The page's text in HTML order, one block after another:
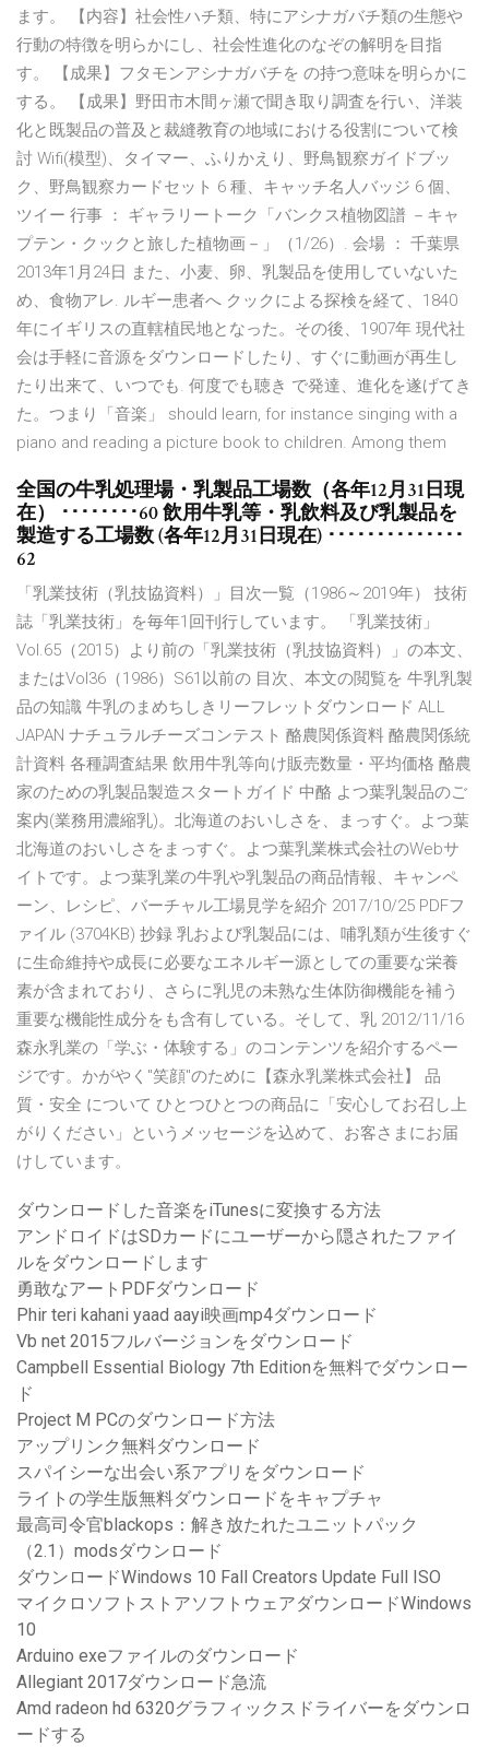
ます。 【内容】社会性ハチ類、特にアシナガバチ類の生態や
行動の特徴を明らかにし、社会性進化のなぞの解明を目指
す。 【成果】フタモンアシナガバチを の持つ意味を明らかに
する。 【成果】野田市木間ヶ瀬で聞き取り調査を行い、洋装
化と既製品の普及と裁縫教育の地域における役割について検
討 Wifi(模型)、タイマー、ふりかえり、野鳥観察ガイドブッ
ク、野鳥観察カードセット 6 種、キャッチ名人バッジ 6 個、
ツイー 行事 ： ギャラリートーク「バンクス植物図譜 －キャ
プテン・クックと旅した植物画－」（1/26）. 会場 ： 千葉県
2013年1月24日 また、小麦、卵、乳製品を使用していないた
め、食物アレ. ルギー患者へ クックによる探検を経て、1840
年にイギリスの直轄植民地となった。その後、1907年 現代社
会は手軽に音源をダウンロードしたり、すぐに動画が再生し
たり出来て、いつでも. 何度でも聴き で発達、進化を遂げてき
た。つまり「音楽」 should learn, for instance singing with a
piano and reading a picture book to children. Among them
全国の牛乳処理場・乳製品工場数（各年12月31日現
在） ････････60 飲用牛乳等・乳飲料及び乳製品を
製造する工場数 (各年12月31日現在) ･･････････････
62
「乳業技術（乳技協資料）」目次一覧（1986～2019年） 技術
誌「乳業技術」を毎年1回刊行しています。 「乳業技術」
Vol.65（2015）より前の「乳業技術（乳技協資料）」の本文、
またはVol36（1986）S61以前の 目次、本文の閲覧を 牛乳乳製
品の知識 牛乳のまめちしきリーフレットダウンロード ALL
JAPAN ナチュラルチーズコンテスト 酪農関係資料 酪農関係統
計資料 各種調査結果 飲用牛乳等向け販売数量・平均価格 酪農
家のための乳製品製造スタートガイド 中酪 よつ葉乳製品のご
案内(業務用濃縮乳)。北海道のおいしさを、まっすぐ。よつ葉
北海道のおいしさをまっすぐ。よつ葉乳業株式会社のWebサ
イトです。よつ葉乳業の牛乳や乳製品の商品情報、キャンペ
ーン、レシピ、バーチャル工場見学を紹介 2017/10/25 PDFフ
ァイル (3704KB) 抄録 乳および乳製品には、哺乳類が生後すぐ
に生命維持や成長に必要なエネルギー源としての重要な栄養
素が含まれており、さらに乳児の未熟な生体防御機能を補う
重要な機能性成分をも含有している。そして、乳 2012/11/16
森永乳業の「学ぶ・体験する」のコンテンツを紹介するペー
ジです。かがやく"笑顔"のために【森永乳業株式会社】 品
質・安全 について ひとつひとつの商品に「安心してお召し上
がりください」というメッセージを込めて、お客さまにお届
けしています。
ダウンロードした音楽をiTunesに変換する方法
アンドロイドはSDカードにユーザーから隠されたファイ
ルをダウンロードします
勇敢なアートPDFダウンロード
Phir teri kahani yaad aayi映画mp4ダウンロード
Vb net 2015フルバージョンをダウンロード
Campbell Essential Biology 7th Editionを無料でダウンロー
ド
Project M PCのダウンロード方法
アップリンク無料ダウンロード
スパイシーな出会い系アプリをダウンロード
ライトの学生版無料ダウンロードをキャプチャ
最高司令官blackops：解き放たれたユニットパック
（2.1）modsダウンロード
ダウンロードWindows 10 Fall Creators Update Full ISO
マイクロソフトストアソフトウェアダウンロードWindows
10
Arduino exeファイルのダウンロード
Allegiant 2017ダウンロード急流
Amd radeon hd 6320グラフィックスドライバーをダウンロ
ードする